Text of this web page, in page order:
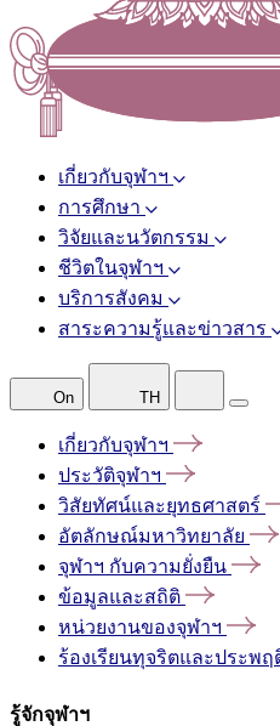
เกี่ยวกับจุฬาฯ
การศึกษา
วิจัยและนวัตกรรม
ชีวิตในจุฬาฯ
บริการสังคม
สาระความรู้และข่าวสาร
On TH
เกี่ยวกับจุฬาฯ
ประวัติจุฬาฯ
วิสัยทัศน์และยุทธศาสตร์
อัตลักษณ์มหาวิทยาลัย
จุฬาฯ กับความยั่งยืน
ข้อมูลและสถิติ
หน่วยงานของจุฬาฯ
ร้องเรียนทุจริตและประพ
รู้จักจุฬาฯ